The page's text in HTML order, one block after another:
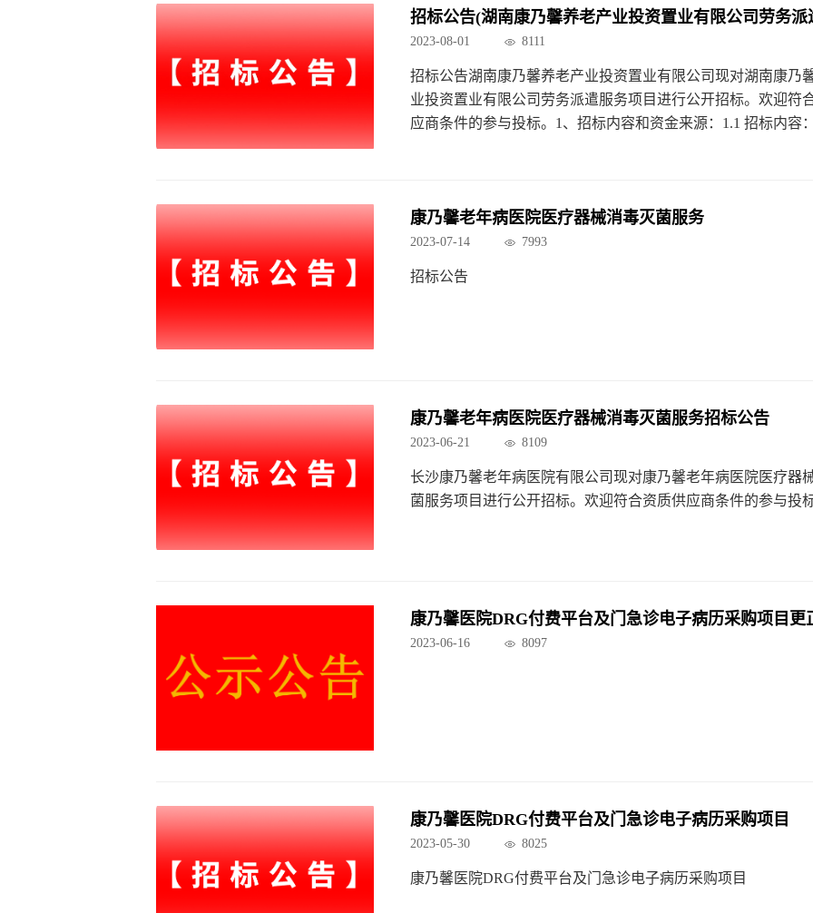
招标公告(湖南康乃馨养老产业投资置业有限公司劳务派
2023-08-01 8111
招标公告湖南康乃馨养老产业投资置业有限公司现对湖南康乃
业投资置业有限公司劳务派遣服务项目进行公开招标。欢迎符
应商条件的参与投标。1、招标内容和资金来源：1.1 招标内容
康乃馨老年病医院医疗器械消毒灭菌服务
2023-07-14 7993
招标公告
康乃馨老年病医院医疗器械消毒灭菌服务招标公告
2023-06-21 8109
长沙康乃馨老年病医院有限公司现对康乃馨老年病医院医疗器
菌服务项目进行公开招标。欢迎符合资质供应商条件的参与投
康乃馨医院DRG付费平台及门急诊电子病历采购项目更
2023-06-16 8097
康乃馨医院DRG付费平台及门急诊电子病历采购项目
2023-05-30 8025
康乃馨医院DRG付费平台及门急诊电子病历采购项目